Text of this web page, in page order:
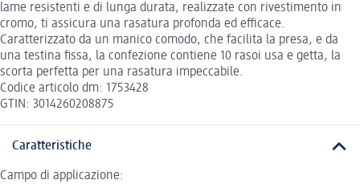
lame resistenti e di lunga durata, realizzate con rivestimento in
cromo, ti assicura una rasatura profonda ed efficace.
Caratterizzato da un manico comodo, che facilita la presa, e da
una testina fissa, la confezione contiene 10 rasoi usa e getta, la
scorta perfetta per una rasatura impeccabile.
Codice articolo dm: 1753428
GTIN: 3014260208875
Caratteristiche
Campo di applicazione: